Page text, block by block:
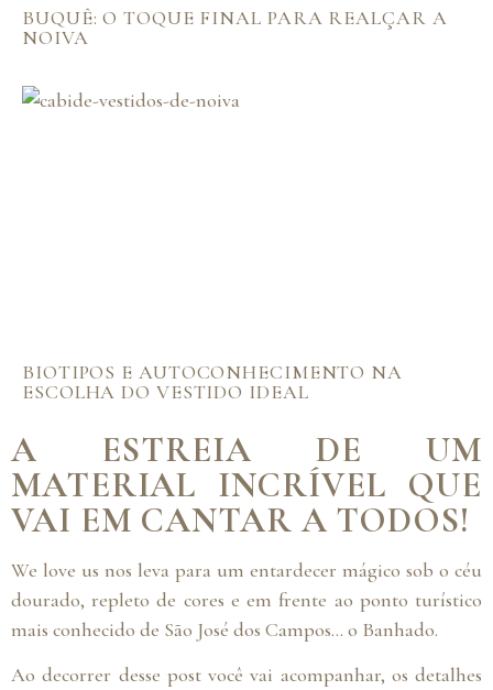
A ESTREIA DE UM
MATERIAL INCRÍVEL QUE
VAI EM CANTAR A TODOS!
We love us nos leva para um entardecer mágico sob o céu
dourado, repleto de cores e em frente ao ponto turístico
mais conhecido de São José dos Campos… o Banhado.
Ao decorrer desse post você vai acompanhar, os detalhes
BUQUÊ: O TOQUE FINAL PARA REALÇAR A
NOIVA
BIOTIPOS E AUTOCONHECIMENTO NA
ESCOLHA DO VESTIDO IDEAL